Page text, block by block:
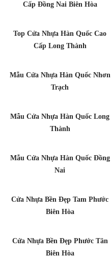
Cấp Đồng Nai Biên Hòa
Top Cửa Nhựa Hàn Quốc Cao
Cấp Long Thành
Mẫu Cửa Nhựa Hàn Quốc Nhơn
Trạch
Mẫu Cửa Nhựa Hàn Quốc Long
Thành
Mẫu Cửa Nhựa Hàn Quốc Đồng
Nai
Cửa Nhựa Bền Đẹp Tam Phước
Biên Hòa
Cửa Nhựa Bền Đẹp Phước Tân
Biên Hòa